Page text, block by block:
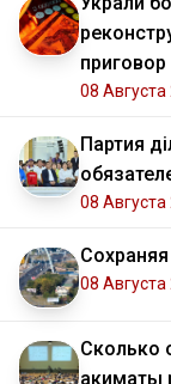
приговор
08
Партия
08 Августа
08
Сколько
акиматы